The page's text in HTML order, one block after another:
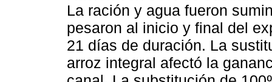
La ración y agua fueron
pesaron al inicio y final del
21 días de duración. La
arroz integral afectó la